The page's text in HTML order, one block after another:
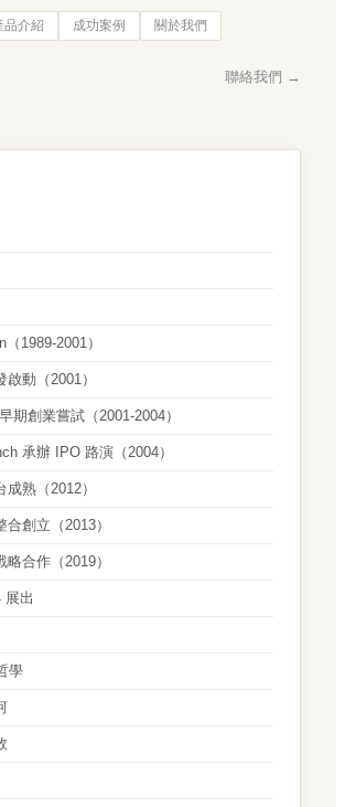
品介紹 成功案例 關於我們
聯絡我們 →
（1989-2001）
啟動（2001）
期創業嘗試（2001-2004）
承辦 IPO 路演（2004）
成熟（2012）
合創立（2013）
略合作（2019）
展出
學